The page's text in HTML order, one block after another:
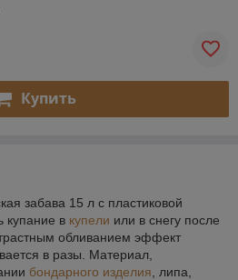
Купить
забава 15 л с пластиковой
купание в купели или в снегу после
обливанием эффект
в разы. Материал,
бондарного изделия , липа,